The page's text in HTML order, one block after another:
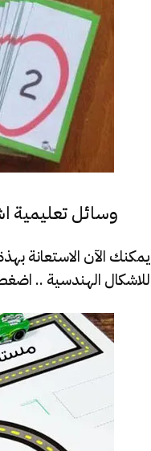
وسائل تعليمية
يمكنك الآن الاستعانة
للاشكال الهندسية ..